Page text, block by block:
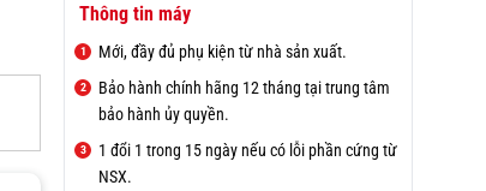
Thông tin máy
Mới, đầy đủ phụ kiện từ nhà sản xuất.
Bảo hành chính hãng 12 tháng tại trung tâm
bảo hành ủy quyền.
1 đổi 1 trong 15 ngày nếu có lỗi phần cứng từ
NSX.